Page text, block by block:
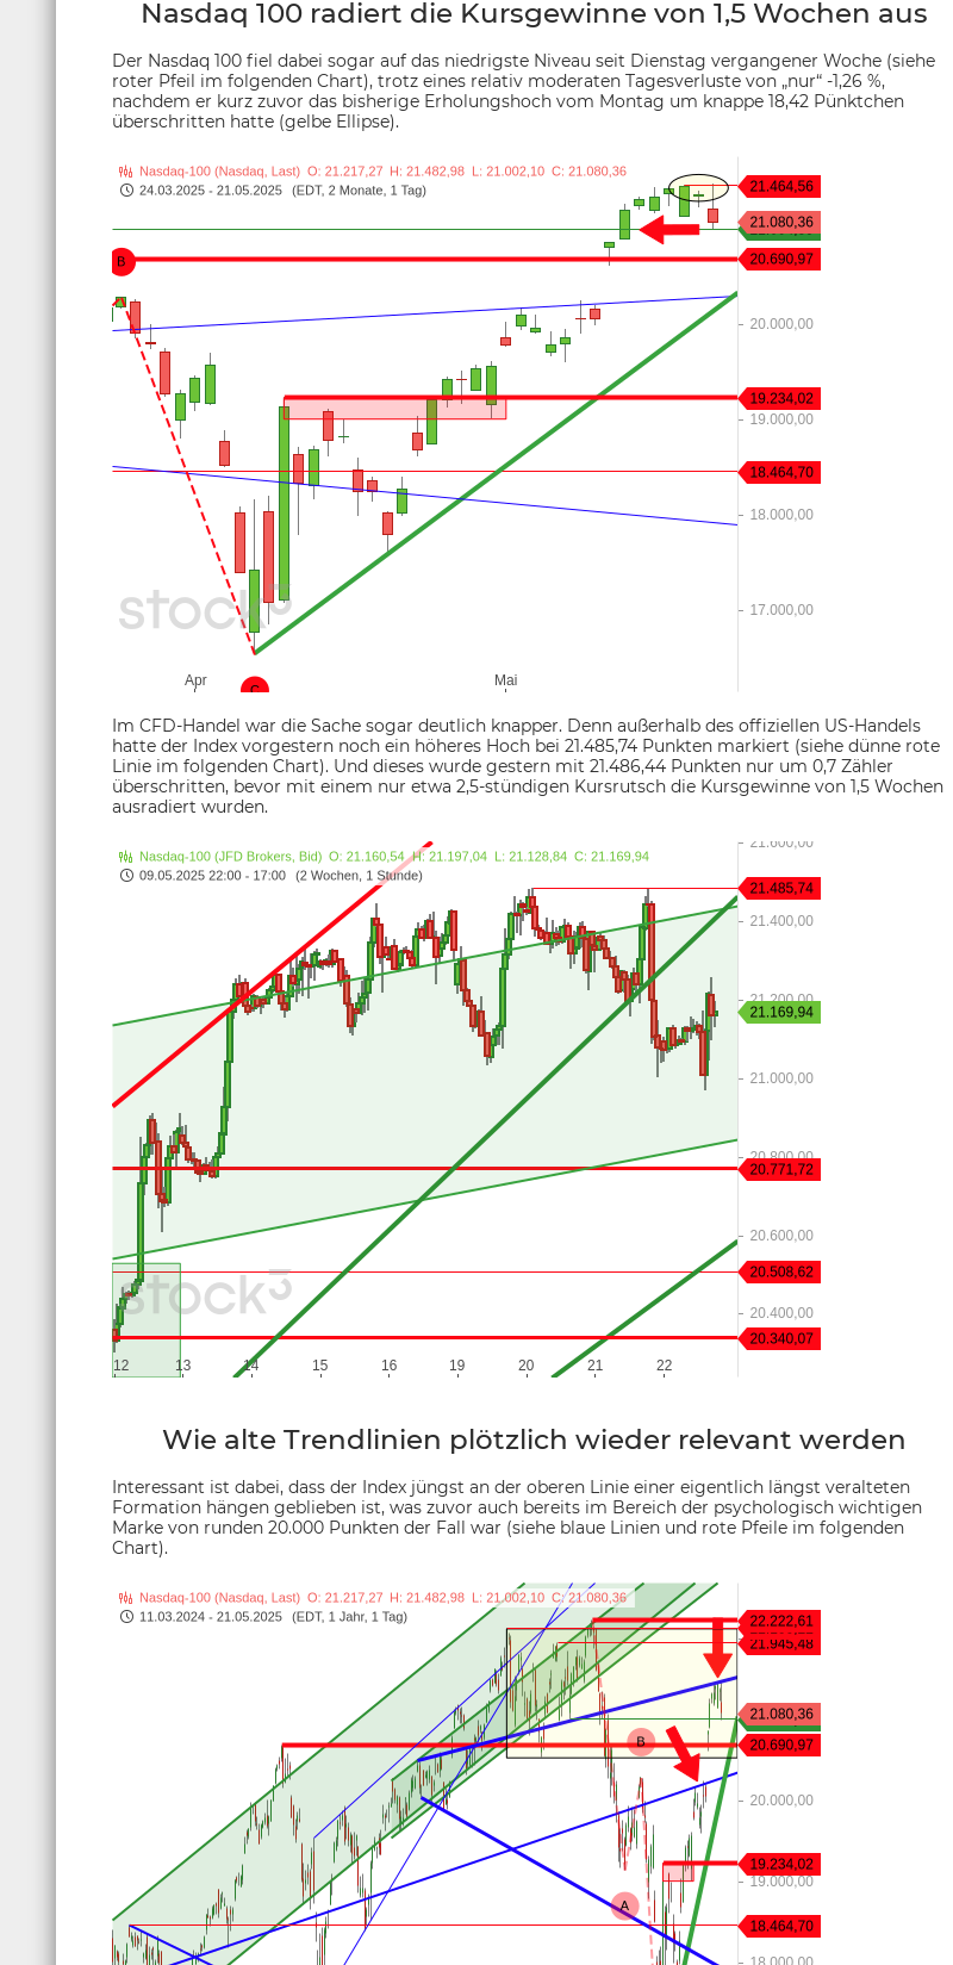
Nasdaq 100 radiert die Kursgewinne von 1,5 Wochen aus
Der Nasdaq 100 fiel dabei sogar auf das niedrigste Niveau seit Dienstag vergangener Woche (siehe
roter Pfeil im folgenden Chart), trotz eines relativ moderaten Tagesverluste von „nur“ -1,26 %,
nachdem er kurz zuvor das bisherige Erholungshoch vom Montag um knappe 18,42 Pünktchen
überschritten hatte (gelbe Ellipse).
Im CFD-Handel war die Sache sogar deutlich knapper. Denn außerhalb des offiziellen US-Handels
hatte der Index vorgestern noch ein höheres Hoch bei 21.485,74 Punkten markiert (siehe dünne rote
Linie im folgenden Chart). Und dieses wurde gestern mit 21.486,44 Punkten nur um 0,7 Zähler
überschritten, bevor mit einem nur etwa 2,5-stündigen Kursrutsch die Kursgewinne von 1,5 Wochen
ausradiert wurden.
Wie alte Trendlinien plötzlich wieder relevant werden
Interessant ist dabei, dass der Index jüngst an der oberen Linie einer eigentlich längst veralteten
Formation hängen geblieben ist, was zuvor auch bereits im Bereich der psychologisch wichtigen
Marke von runden 20.000 Punkten der Fall war (siehe blaue Linien und rote Pfeile im folgenden
Chart).